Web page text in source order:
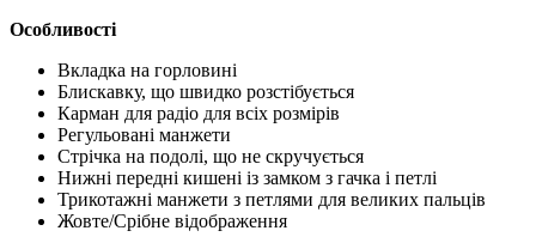
Особливості
Вкладка на горловині
Блискавку, що швидко розстібується
Карман для радіо для всіх розмірів
Регульовані манжети
Стрічка на подолі, що не скручується
Нижні передні кишені із замком з гачка і петлі
Трикотажні манжети з петлями для великих пальців
Жовте/Срібне відображення